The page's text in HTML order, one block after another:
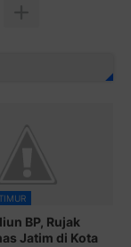
BP, Rujak
Jatim di Kota